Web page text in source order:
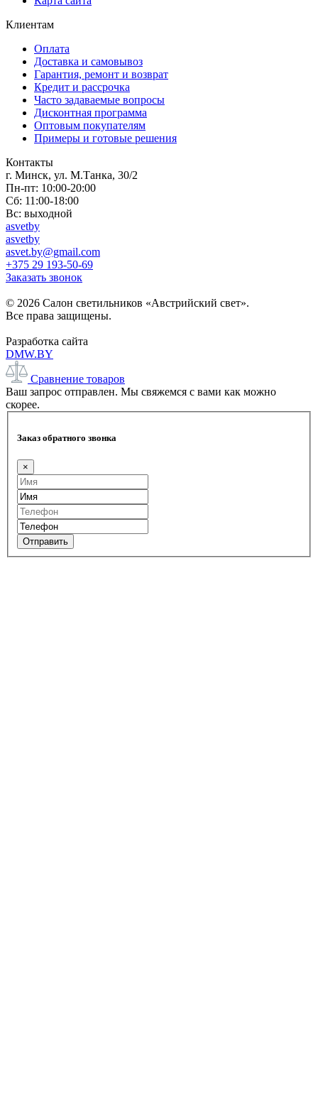
Клиентам
Оплата
Доставка и самовывоз
Гарантия, ремонт и возврат
Кредит и рассрочка
Часто задаваемые вопросы
Дисконтная программа
Оптовым покупателям
Примеры и готовые решения
Контакты
г. Минск, ул. М.Танка, 30/2
Пн-пт: 10:00-20:00
Сб: 11:00-18:00
Вс: выходной
asvetby
asvetby
asvet.by@gmail.com
+375 29 193-50-69
Заказать звонок
© 2026 Салон светильников «Австрийский свет».
Все права защищены.
Разработка сайта
DMW.BY
Сравнение товаров
Ваш запрос отправлен. Мы свяжемся с вами как можно
скорее.
Заказ обратного звонка
×
Отправить